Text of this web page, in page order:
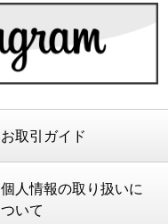
お取引ガイド
個人情報の取り扱いに
ついて